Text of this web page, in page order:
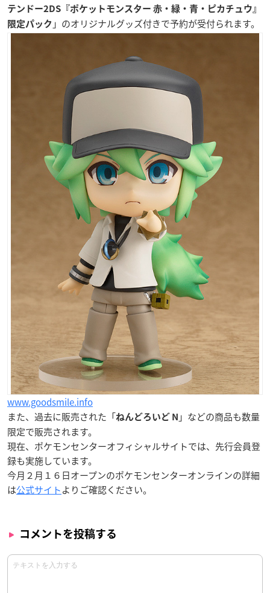
テンドー2DS『ポケットモンスター 赤・緑・青・ピカチュウ』
限定パック 」のオリジナルグッズ付きで予約が受付られます。
www.goodsmile.info
また、過去に販売された「ねんどろいど N 」などの商品も数量
限定で販売されます。
現在、ポケモンセンターオフィシャルサイトでは、先行会員登
録も実施しています。
今月２月１６日オープンのポケモンセンターオンラインの詳細
は公式サイトよりご確認ください。
コメントを投稿する